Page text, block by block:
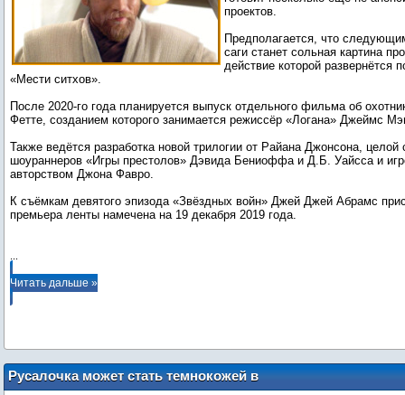
проектов.
Предполагается, что
саги станет сольная картина
действие которой развернётся
«Мести ситхов».
После 2020-го года планируется выпуск отдельного фильма об
Фетте, созданием которого занимается режиссёр «Логана» Джеймс
Также ведётся разработка новой трилогии от Райана Джонсона,
шоураннеров «Игры престолов» Дэвида Бениоффа и Д.Б. Уайсса и
авторством Джона Фавро.
К съёмкам девятого эпизода «Звёздных войн» Джей Джей Абрамс
премьера ленты намечена на 19 декабря 2019 года.
Читать дальше »
Русалочка может стать темнокожей в
новом фильме-ремейке Disney